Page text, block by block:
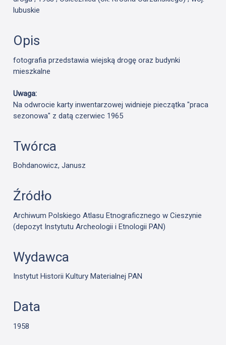
lubuskie
Opis
fotografia przedstawia wiejską drogę oraz budynki
mieszkalne
Uwaga:
Na odwrocie karty inwentarzowej widnieje pieczątka "praca
sezonowa" z datą czerwiec 1965
Twórca
Bohdanowicz, Janusz
Źródło
Archiwum Polskiego Atlasu Etnograficznego w Cieszynie
(depozyt Instytutu Archeologii i Etnologii PAN)
Wydawca
Instytut Historii Kultury Materialnej PAN
Data
1958